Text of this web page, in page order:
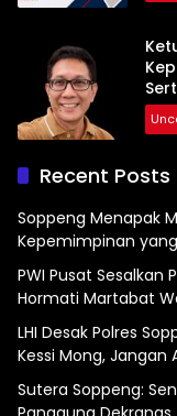
Recent Posts
Soppeng Menapak
Kepemimpinan
PWI Pusat Sesalkan
Hormati Martabat
LHI Desak Polres
Kessi Mong, Jangan
Sutera Soppeng: